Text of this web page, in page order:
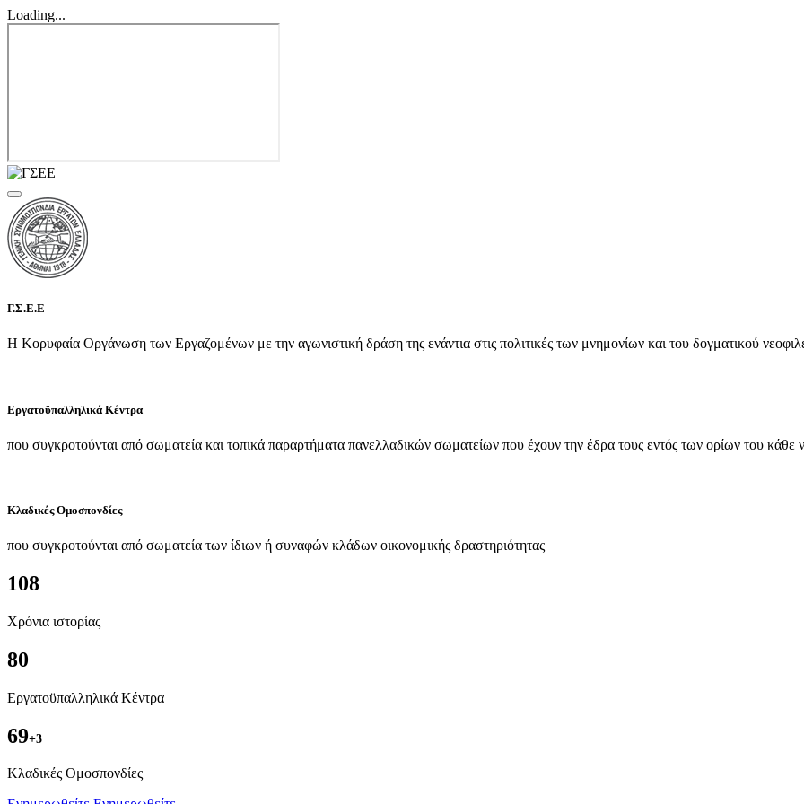
Loading...
Γ.Σ.Ε.Ε
Η Κορυφαία Οργάνωση των Εργαζομένων με την αγωνιστική δράση της ενάντια στις πολιτικές των μνημονίων και του δογματικού
Εργατοϋπαλληλικά Κέντρα
που συγκροτούνται από σωματεία και τοπικά παραρτήματα πανελλαδικών σωματείων που έχουν την έδρα τους εντός των ορίων του κάθε
Κλαδικές Ομοσπονδίες
που συγκροτούνται από σωματεία των ίδιων ή συναφών κλάδων οικονομικής δραστηριότητας
108
Χρόνια ιστορίας
80
Εργατοϋπαλληλικά Κέντρα
69+3
Kλαδικές Ομοσπονδίες